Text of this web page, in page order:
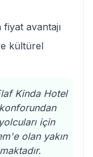
fiyat avantajı
kültürel
Kinda Hotel
için
olan yakın